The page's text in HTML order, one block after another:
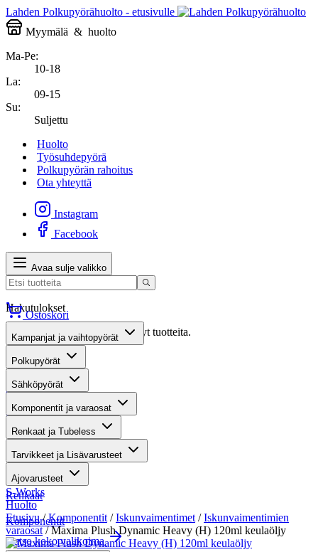
Lahden Polkupyörähuolto - etusivulle
Myymälä & huolto
Ma-Pe:
10-18
La:
09-15
Su:
Suljettu
Huolto
Työsuhdepyörä
Polkupyörän rahoitus
Ota yhteyttä
Instagram
Facebook
Avaa sulje valikko
Hakutulokset
Valitettavasti haullasi ei löytynyt tuotteita.
Suositut osastot
Gravel-pyörät
Maastosähköpyörät
Kaupunkisähköpyörät
Renkaat
Komponentit
Katso koko valikoima
Ostoskori
Kampanjat ja vaihtopyörät
Polkupyörät
Sähköpyörät
Komponentit ja varaosat
Renkaat ja Tubeless
Tarvikkeet ja Lisävarusteet
Ajovarusteet
S-Works
Huolto
Etusivu/Komponentit /Iskunvaimentimet /Iskunvaimentimien
varaosat/ Maxima Plush Dynamic Heavy (H) 120ml keulaöljy